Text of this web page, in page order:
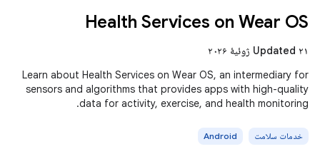
Health Services on Wear OS
Updated ۲۱ ژوئیهٔ ۲۰۲۶
Learn about Health Services on Wear OS, an intermediary for
sensors and algorithms that provides apps with high-quality
data for activity, exercise, and health monitoring.
خدمات سلامت Android